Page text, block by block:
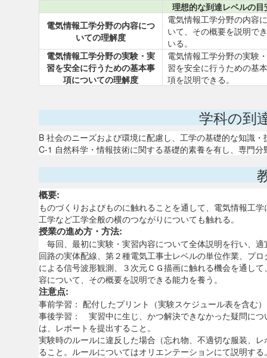
理想的な到達レベルの目
電気情報工学分野の内容につ
いての理解度
電気情報工学分野の内容
いて、その概要を説明で
いる。
電気情報工学分野の実験・実
習を安全に行うための基本事
項についての理解度
電気情報工学分野の実験
習を安全に行うための基
項を説明できる。
学科の到
B 社会のニーズおよび環境に配慮し、工学の基礎的な知識
C-1 自然科学・情報技術に関する基礎的素養を有し、専門
概要:
ものづくりおよびものに触れることを通して、電気情報工
工学など工学全般の横のつながりについても触れる。
授業の進め方・方法:
毎回、最初に実験・実習内容について全体説明を行い、
回路の実体配線、第２種電気工事士レベルの単位作業、プ
による信号波形観測、３次元ＣＧ描画に触れる機会を通し
容について、その概要を説明できる能力を養う。
注意点:
事前学習： 配付したプリント（実験スケジュール表を含む
事後学習： 実習中に生じ、かつ解決できなかった疑問に
は、レポートを提出すること。
実験時のルールに違反した場合（忘れ物、不適切な服装、
ること。ルールについてはオリエンテーションにて説明する